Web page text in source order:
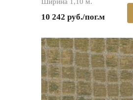
10 242 руб./пог.м